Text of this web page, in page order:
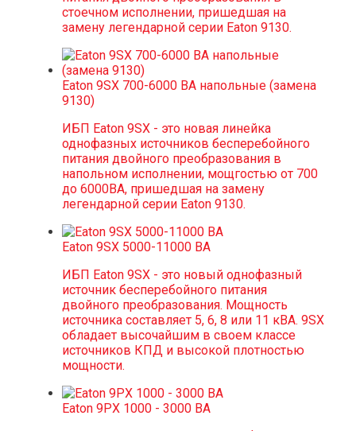
стоечном исполнении, пришедшая на
замену легендарной серии Eaton 9130.
Eaton 9SX 700-6000 ВА напольные (замена
9130)
ИБП Eaton 9SX - это новая линейка
однофазных источников бесперебойного
питания двойного преобразования в
напольном исполнении, мощгостью от 700
до 6000ВА, пришедшая на замену
легендарной серии Eaton 9130.
Eaton 9SX 5000-11000 ВА
ИБП Eaton 9SX - это новый однофазный
источник бесперебойного питания
двойного преобразования. Мощность
источника составляет 5, 6, 8 или 11 кВА. 9SX
обладает высочайшим в своем классе
источников КПД и высокой плотностью
мощности.
Eaton 9PX 1000 - 3000 ВА